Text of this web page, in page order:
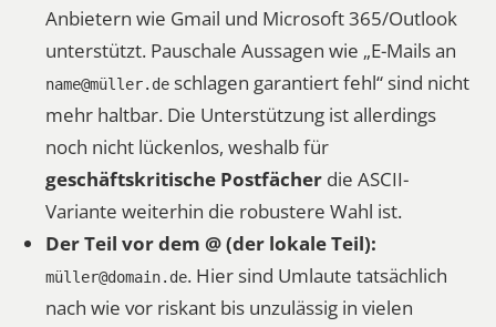
Anbietern wie Gmail und Microsoft 365/Outlook
unterstützt. Pauschale Aussagen wie „E-Mails an
name@müller.deschlagen garantiert fehl“ sind nicht
mehr haltbar. Die Unterstützung ist allerdings
noch nicht lückenlos, weshalb für
geschäftskritische Postfächerdie ASCII-
Variante weiterhin die robustere Wahl ist.
Der Teil vor dem @ (der lokale Teil):
müller@domain.de. Hier sind Umlaute tatsächlich
nach wie vor riskant bis unzulässig in vielen